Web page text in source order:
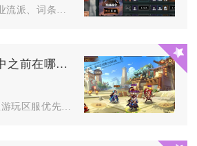
我在少年三国志中之前在哪个区呢